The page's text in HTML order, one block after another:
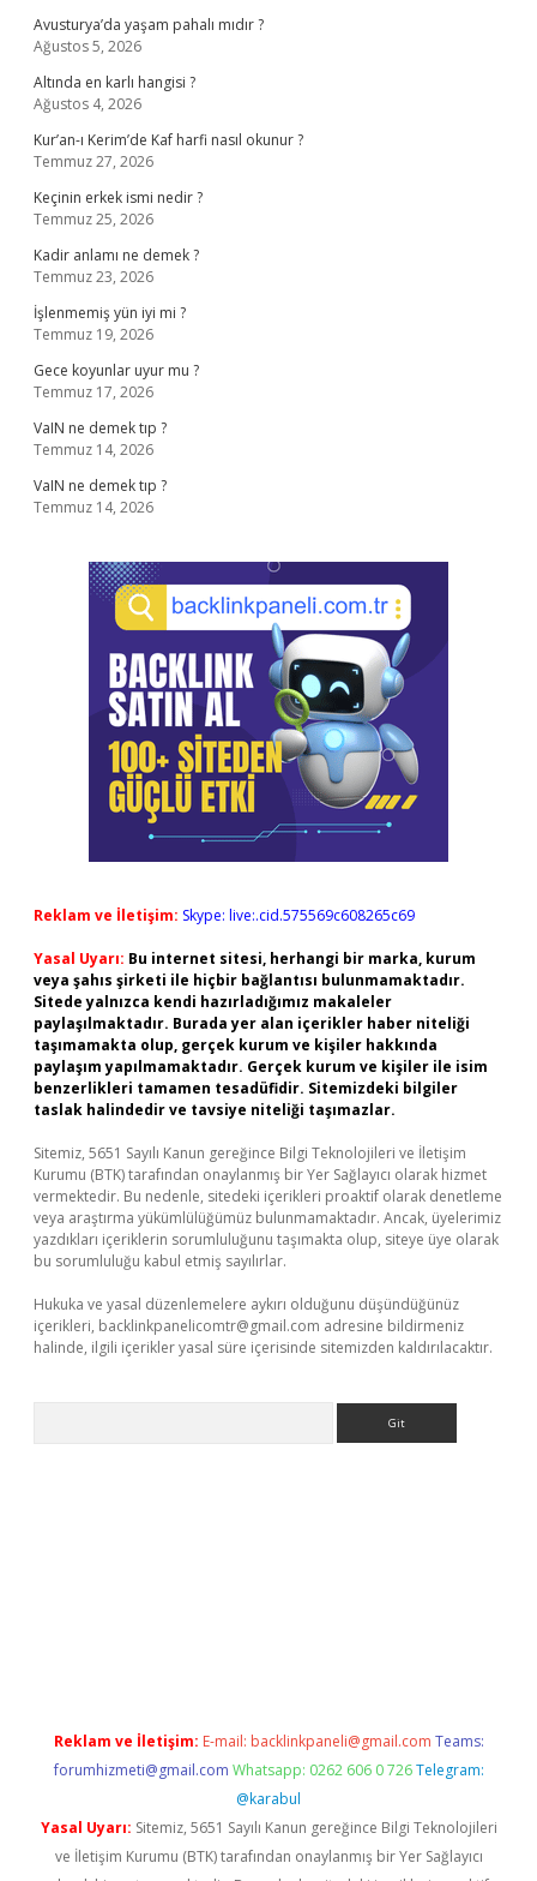
Avusturya’da yaşam pahalı mıdır ?
Ağustos 5, 2026
Altında en karlı hangisi ?
Ağustos 4, 2026
Kur’an-ı Kerim’de Kaf harfi nasıl okunur ?
Temmuz 27, 2026
Keçinin erkek ismi nedir ?
Temmuz 25, 2026
Kadir anlamı ne demek ?
Temmuz 23, 2026
İşlenmemiş yün iyi mi ?
Temmuz 19, 2026
Gece koyunlar uyur mu ?
Temmuz 17, 2026
VaIN ne demek tıp ?
Temmuz 14, 2026
VaIN ne demek tıp ?
Temmuz 14, 2026
Reklam ve İletişim: Skype: live:.cid.575569c608265c69
Yasal Uyarı: Bu internet sitesi, herhangi bir marka, kurum
veya şahıs şirketi ile hiçbir bağlantısı bulunmamaktadır.
Sitede yalnızca kendi hazırladığımız makaleler
paylaşılmaktadır. Burada yer alan içerikler haber niteliği
taşımamakta olup, gerçek kurum ve kişiler hakkında
paylaşım yapılmamaktadır. Gerçek kurum ve kişiler ile isim
benzerlikleri tamamen tesadüfidir. Sitemizdeki bilgiler
taslak halindedir ve tavsiye niteliği taşımazlar.
Sitemiz, 5651 Sayılı Kanun gereğince Bilgi Teknolojileri ve İletişim
Kurumu (BTK) tarafından onaylanmış bir Yer Sağlayıcı olarak hizmet
vermektedir. Bu nedenle, sitedeki içerikleri proaktif olarak denetleme
veya araştırma yükümlülüğümüz bulunmamaktadır. Ancak, üyelerimiz
yazdıkları içeriklerin sorumluluğunu taşımakta olup, siteye üye olarak
bu sorumluluğu kabul etmiş sayılırlar.
Hukuka ve yasal düzenlemelere aykırı olduğunu düşündüğünüz
içerikleri, backlinkpanelicomtr@gmail.com adresine bildirmeniz
halinde, ilgili içerikler yasal süre içerisinde sitemizden kaldırılacaktır.
Reklam ve İletişim: E-mail: backlinkpaneli@gmail.com Teams:
forumhizmeti@gmail.com Whatsapp: 0262 606 0 726 Telegram:
@karabul
Yasal Uyarı: Sitemiz, 5651 Sayılı Kanun gereğince Bilgi Teknolojileri
ve İletişim Kurumu (BTK) tarafından onaylanmış bir Yer Sağlayıcı